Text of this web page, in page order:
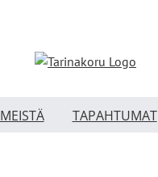
MEISTÄ TAPAHTUMAT